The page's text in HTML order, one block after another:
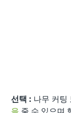
선택 : 나무 커팅